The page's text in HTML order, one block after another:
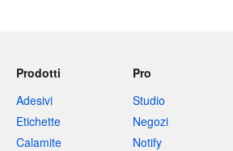
Prodotti
Adesivi
Etichette
Calamite
Pro
Studio
Negozi
Notify